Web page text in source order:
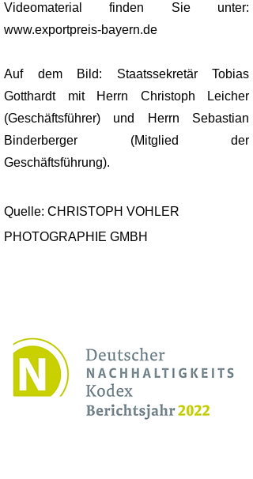
Videomaterial finden Sie unter:
www.exportpreis-bayern.de
Auf dem Bild: Staatssekretär Tobias
Gotthardt mit Herrn Christoph Leicher
(Geschäftsführer) und Herrn Sebastian
Binderberger (Mitglied der
Geschäftsführung).
Quelle: CHRISTOPH VOHLER
PHOTOGRAPHIE GMBH